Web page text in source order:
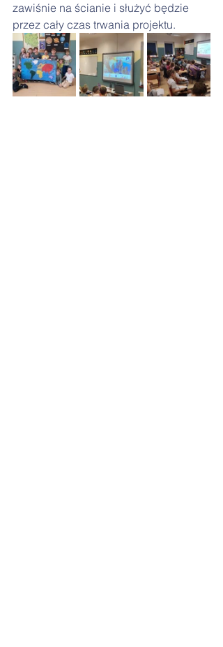
zawiśnie na ścianie i służyć będzie
przez cały czas trwania projektu.